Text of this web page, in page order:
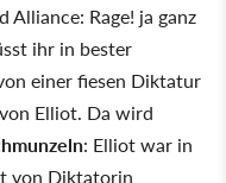
Alliance: Rage! ja ganz
ihr in bester
einer fiesen Diktatur
Elliot. Da wird
: Elliot war in
von Diktatorin